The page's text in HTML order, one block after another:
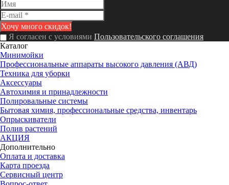
Я согласен с условиями Пользовательского соглашения
Каталог
Минимойки
Профессиональные аппараты высокого давления (АВД)
Техника для уборки
Аксессуары
Автохимия и принадлежности
Полировальные системы
Бытовая химия, профессиональные средства, инвентарь
Опрыскиватели
Полив растений
АКЦИЯ
Дополнительно
Оплата и доставка
Карта проезда
Сервисный центр